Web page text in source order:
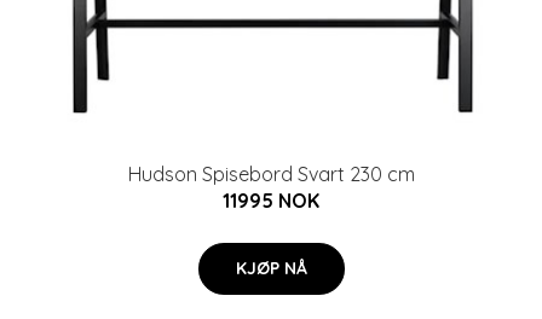
Hudson Spisebord Svart 230 cm
11995 NOK
KJØP NÅ